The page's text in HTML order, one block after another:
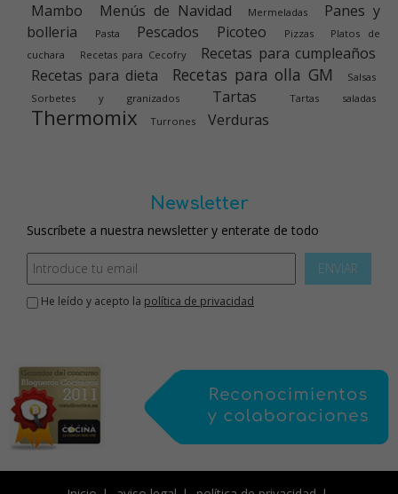
Mambo Menús de Navidad Mermeladas
Panes y
bolleria
Pasta Pescados Picoteo Pizzas
Platos de
cuchara
Recetas para Cecofry
Recetas para cumpleaños
Recetas para dieta
Recetas para olla GM
Salsas
Sorbetes y granizados
Tartas Tartas saladas
Thermomix Turrones Verduras
Newsletter
Suscríbete a nuestra newsletter y enterate de todo
ENVIAR
He leído y acepto la política de privacidad